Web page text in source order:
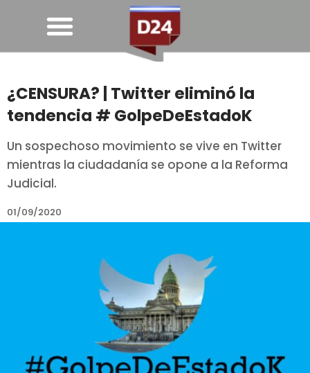
¿CENSURA? | Twitter eliminó la
tendencia # GolpeDeEstadoK
Un sospechoso movimiento se vive en Twitter
mientras la ciudadanía se opone a la Reforma
Judicial.
01/09/2020